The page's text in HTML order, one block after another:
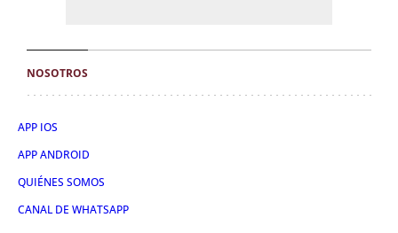
NOSOTROS
APP IOS
APP ANDROID
QUIÉNES SOMOS
CANAL DE WHATSAPP